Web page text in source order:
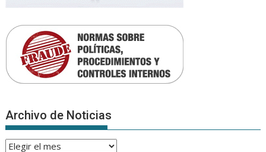
Archivo de Noticias
Archivo